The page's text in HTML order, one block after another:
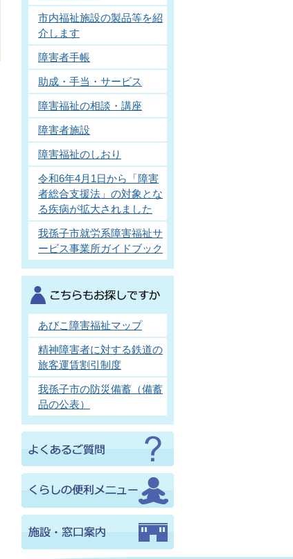
市内福祉施設の製品等を紹
介します
障害者手帳
助成・手当・サービス
障害福祉の相談・講座
障害者施設
障害福祉のしおり
令和6年4月1日から「障害
者総合支援法」の対象とな
る疾病が拡大されました
我孫子市就労系障害福祉サ
ービス事業所ガイドブック
あびこ障害福祉マップ
精神障害者に対する鉄道の
旅客運賃割引制度
我孫子市の防災備蓄（備蓄
品の公表）